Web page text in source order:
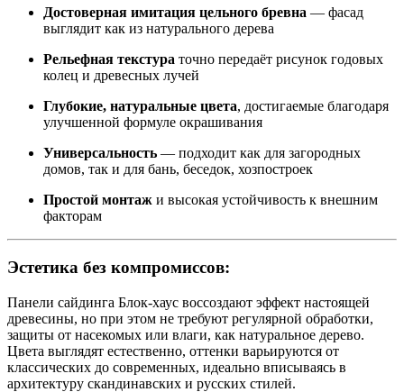
Достоверная имитация цельного бревна — фасад
выглядит как из натурального дерева
Рельефная текстура точно передаёт рисунок годовых
колец и древесных лучей
Глубокие, натуральные цвета, достигаемые благодаря
улучшенной формуле окрашивания
Универсальность — подходит как для загородных
домов, так и для бань, беседок, хозпостроек
Простой монтаж и высокая устойчивость к внешним
факторам
Эстетика без компромиссов:
Панели сайдинга Блок-хаус воссоздают эффект настоящей
древесины, но при этом не требуют регулярной обработки,
защиты от насекомых или влаги, как натуральное дерево.
Цвета выглядят естественно, оттенки варьируются от
классических до современных, идеально вписываясь в
архитектуру скандинавских и русских стилей.